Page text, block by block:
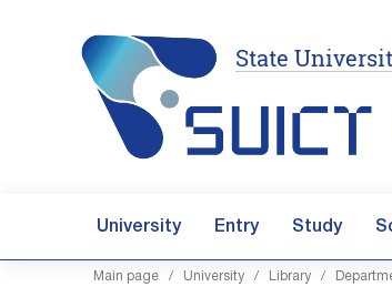
State
University Entry Study
Main page / University / Library /